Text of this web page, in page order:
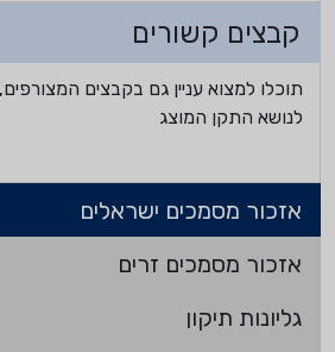
קבצים קשורים
תוכלו למצוא עניין גם בקבצים
לנושא התקן המוצג
אזכור מסמכים ישראלים
אזכור מסמכים זרים
גליונות תיקון